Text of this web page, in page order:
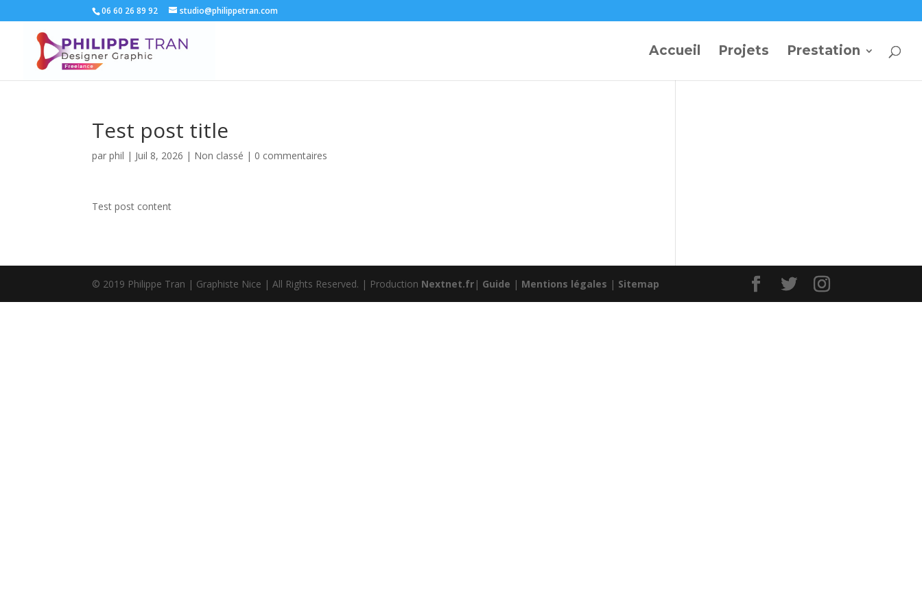
06 60 26 89 92 studio@philippetran.com
Accueil Projets Prestation
Test post title
parphil | Juil 8, 2026 | Non classé | 0 commentaires
Test post content
© 2019 Philippe Tran | Graphiste Nice | All Rights Reserved. | Production Nextnet.fr | Guide | Mentions légales | Sitemap